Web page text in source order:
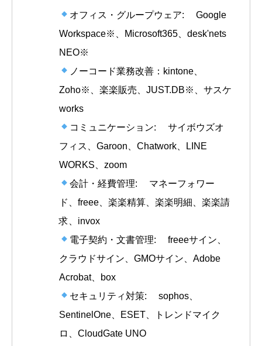
オフィス・グループウェア: Google
Workspace※、Microsoft365、desk'nets
NEO※
ノーコード業務改善：kintone、
Zoho※、楽楽販売、JUST.DB※、サスケ
works
コミュニケーション: サイボウズオ
フィス、Garoon、Chatwork、LINE
WORKS、zoom
会計・経費管理: マネーフォワー
ド、freee、楽楽精算、楽楽明細、楽楽請
求、invox
電子契約・文書管理: freeeサイン、
クラウドサイン、GMOサイン、Adobe
Acrobat、box
セキュリティ対策: sophos、
SentinelOne、ESET、トレンドマイク
ロ、CloudGate UNO